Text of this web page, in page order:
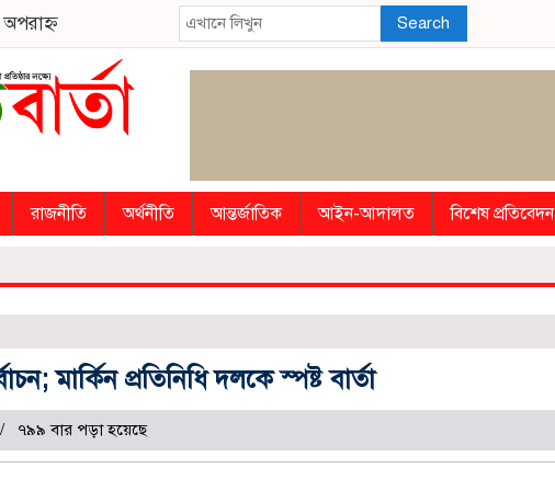
Search
রাজনীতি অর্থনীতি আন্তর্জাতিক আইন-আদালত বিশেষ প্রতিবেদন
মার্কিন প্রতিনিধি দলকে স্পষ্ট বার্তা
৭৯৯ বার পড়া হয়েছে